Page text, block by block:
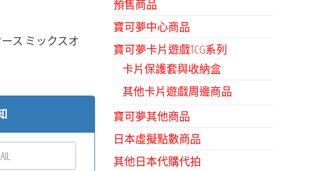
ス ミックスオ
預售商品
寶可夢中心商品
寶可夢卡片遊戲TCG系列
卡片保護套與收納盒
其他卡片遊戲周邊商品
寶可夢其他商品
日本虛擬點數商品
其他日本代購代拍